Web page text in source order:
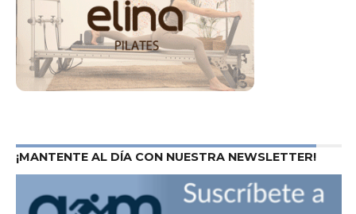
¡MANTENTE AL DÍA CON NUESTRA NEWSLETTER!